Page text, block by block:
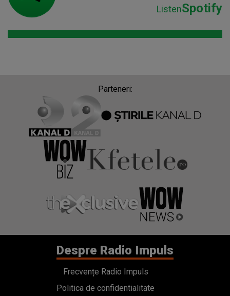
ListenSpotify
Parteneri:
Despre Radio Impuls
Frecvențe Radio Impuls
Politica de confidentialitate